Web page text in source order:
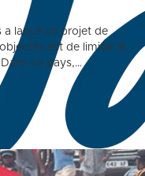
a lancé un projet de
est de limiter le
ce pays,…